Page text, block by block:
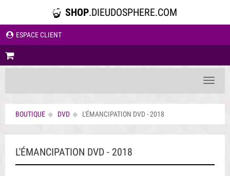
SHOP.DIEUDOSPHERE.COM
ESPACE CLIENT
Toggle
BOUTIQUE DVD L'ÉMANCIPATION DVD - 2018
L'ÉMANCIPATION DVD - 2018